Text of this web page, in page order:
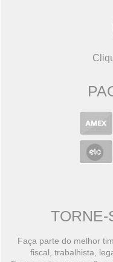
TORNE-
Faça parte do melhor
fiscal, trabalhista,